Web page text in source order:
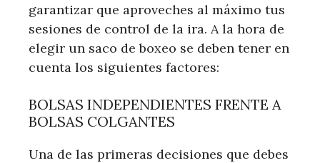
garantizar que aproveches al máximo tus
sesiones de control de la ira. A la hora de
elegir un saco de boxeo se deben tener en
cuenta los siguientes factores:
BOLSAS INDEPENDIENTES FRENTE A
BOLSAS COLGANTES
Una de las primeras decisiones que debes